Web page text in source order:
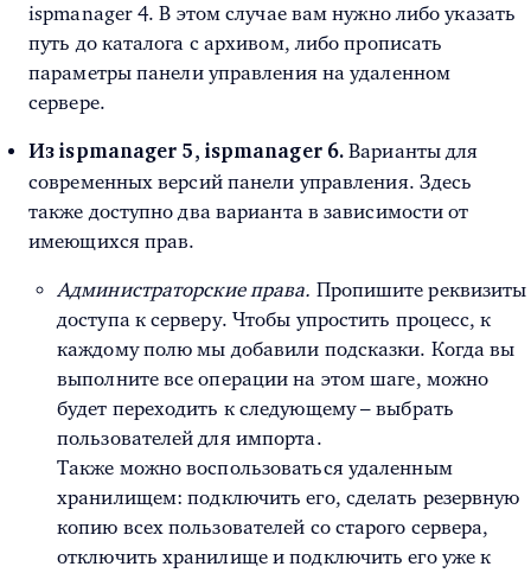
ispmanager 4. В этом случае вам нужно либо указать
путь до каталога с архивом, либо прописать
параметры панели управления на удаленном
сервере.
Из ispmanager 5, ispmanager 6.Варианты для
современных версий панели управления. Здесь
также доступно два варианта в зависимости от
имеющихся прав.
Администраторские права. Пропишите реквизиты
доступа к серверу. Чтобы упростить процесс, к
каждому полю мы добавили подсказки. Когда вы
выполните все операции на этом шаге, можно
будет переходить к следующему – выбрать
пользователей для импорта.
Также можно воспользоваться удаленным
хранилищем: подключить его, сделать резервную
копию всех пользователей со старого сервера,
отключить хранилище и подключить его уже к